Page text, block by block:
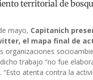
territorial de
mayo, Capitanich
el mapa final de
organizaciones
trabajo “no fue
“Esto atenta contra la